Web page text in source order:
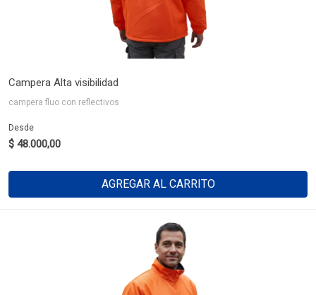
Campera Alta visibilidad
campera fluo con reflectivos
Desde
$ 48.000,00
AGREGAR AL CARRITO